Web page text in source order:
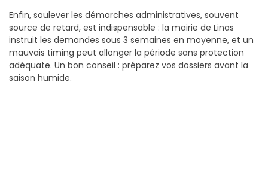
Enfin, soulever les démarches administratives, souvent
source de retard, est indispensable : la mairie de Linas
instruit les demandes sous 3 semaines en moyenne, et un
mauvais timing peut allonger la période sans protection
adéquate. Un bon conseil : préparez vos dossiers avant la
saison humide.